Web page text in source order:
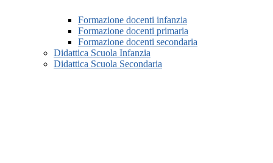
Formazione docenti infanzia
Formazione docenti primaria
Formazione docenti secondaria
Didattica Scuola Infanzia
Didattica Scuola Secondaria